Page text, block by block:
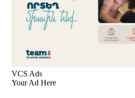
«Համահայկական ճակատ»
զորակցություն է
Ավտովթար՝ Կոտայքի
ճանապարհին բախվել են